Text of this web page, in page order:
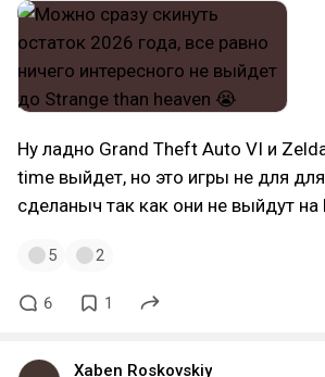
Ну ладно Grand Theft Auto VI и
time выйдет, но это игры не для
сделаныч так как они не выйдут на
5 2
6 1
Xaben Roskovskiy